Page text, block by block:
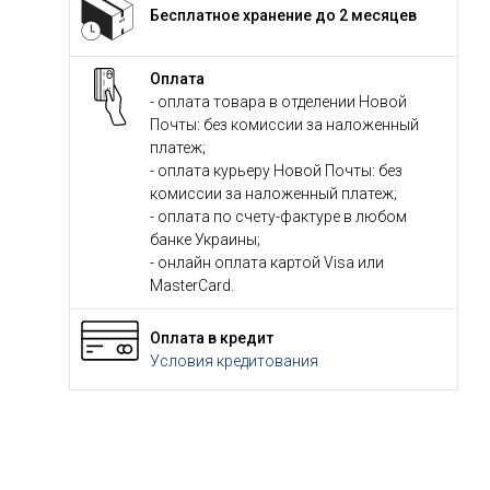
Бесплатное хранение до 2 месяцев
Оплата
- оплата товара в отделении Новой
Почты: без комиссии за наложенный
платеж;
- оплата курьеру Новой Почты: без
комиссии за наложенный платеж;
- оплата по счету-фактуре в любом
банке Украины;
- онлайн оплата картой Visa или
MasterCard.
Оплата в кредит
Условия кредитования